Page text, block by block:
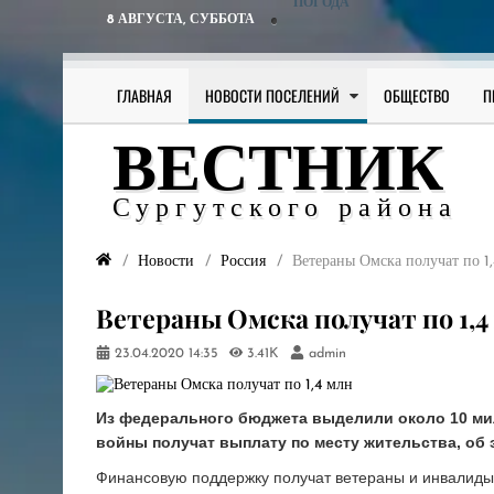
8 АВГУСТА, СУББОТА
ПОГОДА
ГЛАВНАЯ НОВОСТИ ПОСЕЛЕНИЙ ОБЩЕСТВО
ВЕСТНИК
Сургутского района
Новости Россия Ветераны Омска получат по
Ветераны Омска получат по
23.04.2020 14:35 3.41K admin
Из федерального бюджета выделили около 10
войны получат выплату по месту жительства, об
Финансовую поддержку получат ветераны и